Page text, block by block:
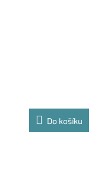
Do košíku